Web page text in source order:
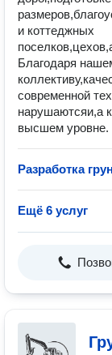
и коттеджныx
Благодаря
современной
нарушаютсяи,а
высшем уровне.
Разработка
Ещё 6 услуг